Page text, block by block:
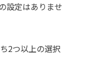
設定はありませ
2つ以上の選択